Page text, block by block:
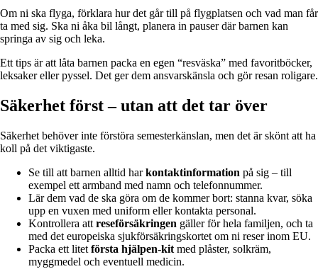
Om ni ska flyga, förklara hur det går till på flygplatsen och vad man får
ta med sig. Ska ni åka bil långt, planera in pauser där barnen kan
springa av sig och leka.
Ett tips är att låta barnen packa en egen “resväska” med favoritböcker,
leksaker eller pyssel. Det ger dem ansvarskänsla och gör resan roligare.
Säkerhet först – utan att det tar över
Säkerhet behöver inte förstöra semesterkänslan, men det är skönt att ha
koll på det viktigaste.
Se till att barnen alltid harkontaktinformation på sig – till
exempel ett armband med namn och telefonnummer.
Lär dem vad de ska göra om de kommer bort: stanna kvar, söka
upp en vuxen med uniform eller kontakta personal.
Kontrollera att reseförsäkringen gäller för hela familjen, och ta
med det europeiska sjukförsäkringskortet om ni reser inom EU.
Packa ett litet första hjälpen-kit med plåster, solkräm,
myggmedel och eventuell medicin.